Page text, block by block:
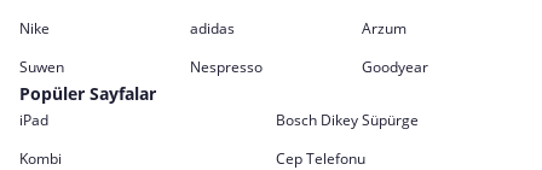
Nike
adidas
Arzum
Suwen
Nespresso Goodyear
Popüler Sayfalar
iPad
Bosch Dikey Süpürge
Kombi
Cep Telefonu